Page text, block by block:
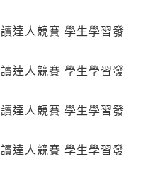
達人競賽 學生學習發
達人競賽 學生學習發
達人競賽 學生學習發
達人競賽 學生學習發